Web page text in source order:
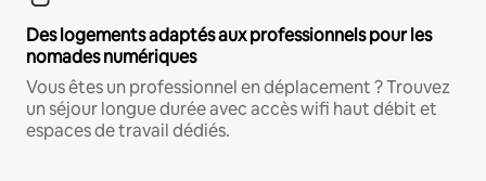
Des logements adaptés aux professionnels pour les
nomades numériques
Vous êtes un professionnel en déplacement ? Trouvez
un séjour longue durée avec accès wifi haut débit et
espaces de travail dédiés.